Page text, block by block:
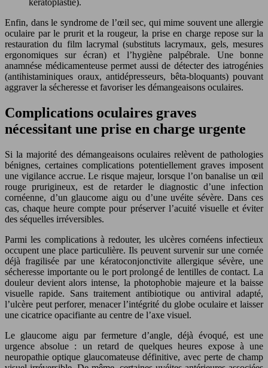
kératoplastie).
Enfin, dans le syndrome de l’œil sec, qui mime souvent une allergie
oculaire par le prurit et la rougeur, la prise en charge repose sur la
restauration du film lacrymal (substituts lacrymaux, gels, mesures
ergonomiques sur écran) et l’hygiène palpébrale. Une bonne
anamnése médicamenteuse permet aussi de détecter des iatrogénies
(antihistaminiques oraux, antidépresseurs, bêta-bloquants) pouvant
aggraver la sécheresse et favoriser les démangeaisons oculaires.
Complications oculaires graves
nécessitant une prise en charge urgente
Si la majorité des démangeaisons oculaires relèvent de pathologies
bénignes, certaines complications potentiellement graves imposent
une vigilance accrue. Le risque majeur, lorsque l’on banalise un œil
rouge prurigineux, est de retarder le diagnostic d’une infection
cornéenne, d’un glaucome aigu ou d’une uvéite sévère. Dans ces
cas, chaque heure compte pour préserver l’acuité visuelle et éviter
des séquelles irréversibles.
Parmi les complications à redouter, les ulcères cornéens infectieux
occupent une place particulière. Ils peuvent survenir sur une cornée
déjà fragilisée par une kératoconjonctivite allergique sévère, une
sécheresse importante ou le port prolongé de lentilles de contact. La
douleur devient alors intense, la photophobie majeure et la baisse
visuelle rapide. Sans traitement antibiotique ou antiviral adapté,
l’ulcère peut perforer, menacer l’intégrité du globe oculaire et laisser
une cicatrice opacifiante au centre de l’axe visuel.
Le glaucome aigu par fermeture d’angle, déjà évoqué, est une
urgence absolue : un retard de quelques heures expose à une
neuropathie optique glaucomateuse définitive, avec perte de champ